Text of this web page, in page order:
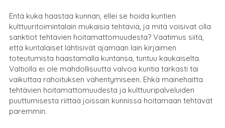
Entä kuka haastaa kunnan, ellei se hoida kuntien
kulttuuritoimintalain mukaisia tehtäviä, ja mitä voisivat olla
sanktiot tehtävien hoitamattomuudesta? Vaatimus siitä,
että kuntalaiset lähtisivät ajamaan lain kirjaimen
toteutumista haastamalla kuntansa, tuntuu kaukaiselta.
Valtiolla ei ole mahdollisuutta valvoa kuntia tarkasti tai
vaikuttaa rahoituksen vähentymiseen. Ehkä mainehaitta
tehtävien hoitamattomuudesta ja kulttuuripalveluiden
puuttumisesta riittää joissain kunnissa hoitamaan tehtävät
paremmin.